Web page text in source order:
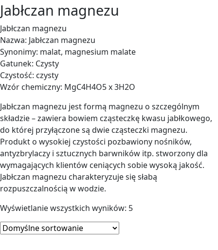
Jabłczan magnezu
Jabłczan magnezu
Nazwa: Jabłczan magnezu
Synonimy: malat, magnesium malate
Gatunek: Czysty
Czystość: czysty
Wzór chemiczny: MgC4H4O5 x 3H2O
Jabłczan magnezu jest formą magnezu o szczególnym
składzie – zawiera bowiem cząsteczkę kwasu jabłkowego,
do której przyłączone są dwie cząsteczki magnezu.
Produkt o wysokiej czystości pozbawiony nośników,
antyzbrylaczy i sztucznych barwników itp. stworzony dla
wymagających klientów ceniących sobie wysoką jakość.
Jabłczan magnezu charakteryzuje się słabą
rozpuszczalnością w wodzie.
Wyświetlanie wszystkich wyników: 5